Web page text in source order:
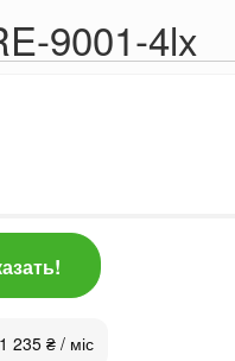
9001-4lx
235 ₴ / міс